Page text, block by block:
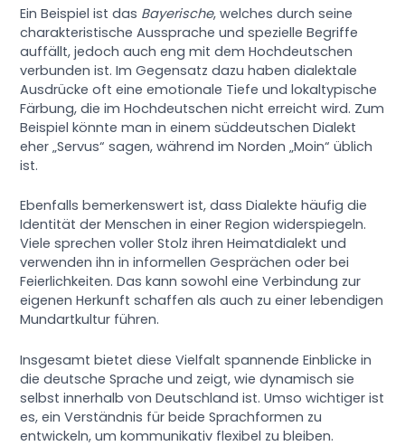
Ein Beispiel ist das Bayerische, welches durch seine
charakteristische Aussprache und spezielle Begriffe
auffällt, jedoch auch eng mit dem Hochdeutschen
verbunden ist. Im Gegensatz dazu haben dialektale
Ausdrücke oft eine emotionale Tiefe und lokaltypische
Färbung, die im Hochdeutschen nicht erreicht wird. Zum
Beispiel könnte man in einem süddeutschen Dialekt
eher „Servus“ sagen, während im Norden „Moin“ üblich
ist.
Ebenfalls bemerkenswert ist, dass Dialekte häufig die
Identität der Menschen in einer Region widerspiegeln.
Viele sprechen voller Stolz ihren Heimatdialekt und
verwenden ihn in informellen Gesprächen oder bei
Feierlichkeiten. Das kann sowohl eine Verbindung zur
eigenen Herkunft schaffen als auch zu einer lebendigen
Mundartkultur führen.
Insgesamt bietet diese Vielfalt spannende Einblicke in
die deutsche Sprache und zeigt, wie dynamisch sie
selbst innerhalb von Deutschland ist. Umso wichtiger ist
es, ein Verständnis für beide Sprachformen zu
entwickeln, um kommunikativ flexibel zu bleiben.